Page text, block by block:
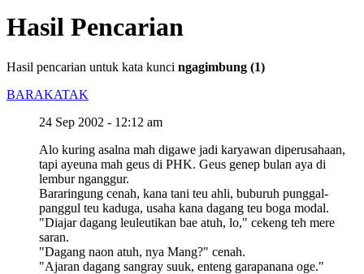
Hasil Pencarian
Hasil pencarian untuk kata kunci ngagimbung (1)
BARAKATAK
24 Sep 2002 - 12:12 am
Alo kuring asalna mah digawe jadi karyawan diperusahaan,
tapi ayeuna mah geus di PHK. Geus genep bulan aya di
lembur nganggur.
Bararingung cenah, kana tani teu ahli, buburuh punggal-
panggul teu kaduga, usaha kana dagang teu boga modal.
"Diajar dagang leuleutikan bae atuh, lo," cekeng teh mere
saran.
"Dagang naon atuh, nya Mang?" cenah.
"Ajaran dagang sangray suuk, enteng garapanana oge."